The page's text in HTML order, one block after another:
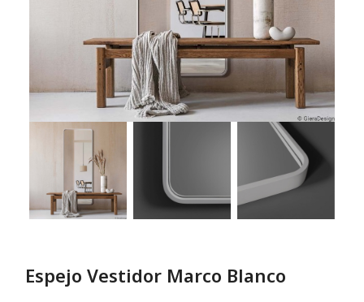
Espejo Vestidor Marco Blanco